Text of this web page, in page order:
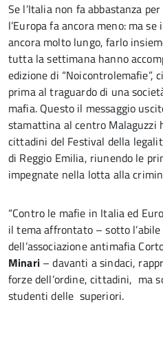
Se l’Italia non fa abbastanza
l’Europa fa ancora meno: ma
ancora molto lungo, farlo
tutta la settimana hanno
edizione di “Noicontrolemafie”,
prima al traguardo di una
mafia. Questo il messaggio
stamattina al centro Malaguzzi
cittadini del Festival della
di Reggio Emilia, riunendo le
impegnate nella lotta alla
“Contro le mafie in Italia ed
il tema affrontato – sotto
dell’associazione antimafia
Minari– davanti a sindaci,
forze dell’ordine, cittadini, ma
studenti delle superiori.